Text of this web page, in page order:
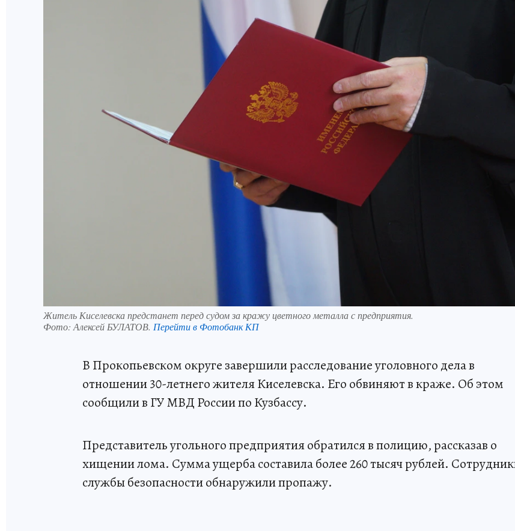
Житель Киселевска предстанет перед судом за кражу цветного металла с предприятия.
Фото: Алексей БУЛАТОВ. Перейти в Фотобанк КП
В Прокопьевском округе завершили расследование уголовного дела в
отношении 30-летнего жителя Киселевска. Его обвиняют в краже. Об этом
сообщили в ГУ МВД России по Кузбассу.
Представитель угольного предприятия обратился в полицию, рассказав о
хищении лома. Сумма ущерба составила более 260 тысяч рублей.
службы безопасности обнаружили пропажу.